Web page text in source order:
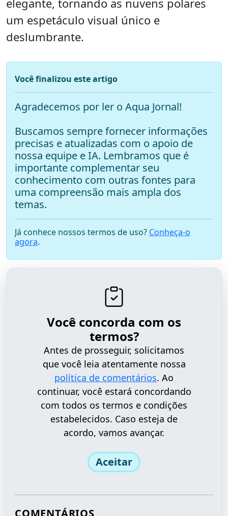
um espetáculo visual único e
deslumbrante.
Você finalizou este artigo
Agradecemos por ler o Aqua Jornal!
Buscamos sempre fornecer informações
precisas e atualizadas com o apoio de
nossa equipe e IA. Lembramos que é
importante complementar seu
conhecimento com outras fontes para
uma compreensão mais ampla dos
temas.
Já conhece nossos termos de uso? Conheça-o
agora.
Você concorda com os
termos?
Antes de prosseguir, solicitamos
que você leia atentamente nossa
política de comentários. Ao
continuar, você estará concordando
com todos os termos e condições
estabelecidos. Caso esteja de
acordo, vamos avançar.
Aceitar
COMENTÁRIOS